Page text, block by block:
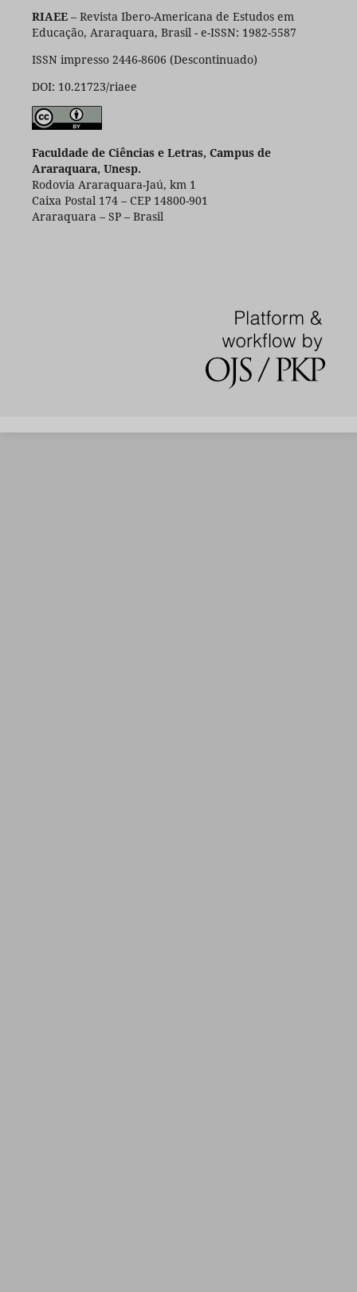
RIAEE– Revista Ibero-Americana de Estudos em
Educação, Araraquara, Brasil - e-ISSN: 1982-5587
ISSN impresso 2446-8606 (Descontinuado)
DOI: 10.21723/riaee
Faculdade de Ciências e Letras, Campus de
Araraquara, Unesp.
Rodovia Araraquara-Jaú, km 1
Caixa Postal 174 – CEP 14800-901
Araraquara – SP – Brasil